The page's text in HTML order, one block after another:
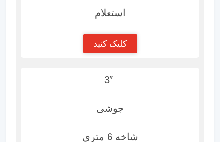
استعلام
کلیک کنید
جوشی
شاخه 6 متری